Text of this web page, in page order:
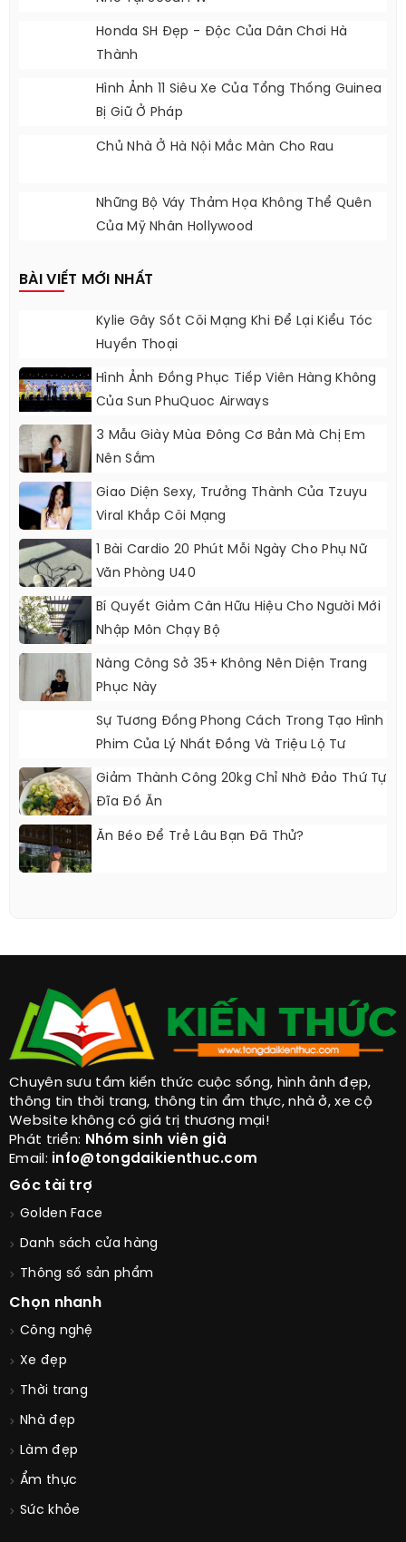
Đẹp Ấn Tượng
Nhỏ Tại Seoul FW
Thành
Bị Giữ Ở Pháp
Của Mỹ Nhân Hollywood
BÀI VIẾT MỚI NHẤT
Huyền Thoại
Của Sun PhuQuoc Airways
Nên Sắm
Viral Khắp Cõi Mạng
Văn Phòng U40
Nhập Môn Chạy Bộ
Phục Này
Phim Của Lý Nhất Đồng Và Triệu Lộ Tư
Chuyên sưu tầm kiến thức cuộc sống, hình ảnh đẹp,
thông tin thời trang, thông tin ẩm thực, nhà ở, xe cộ
Website không có giá trị thương mại!
Phát triển: Nhóm sinh viên già
info@tongdaikienthuc.com
Góc tài trợ
Golden Face
Danh sách cửa hàng
Thông số sản phẩm
Chọn nhanh
Công nghệ
Xe đẹp
Thời trang
Nhà đẹp